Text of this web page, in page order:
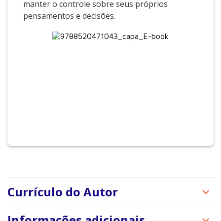
manter o controle sobre seus próprios
pensamentos e decisões.
Currículo do Autor
Brian Clegg é escritor britânico especializado em